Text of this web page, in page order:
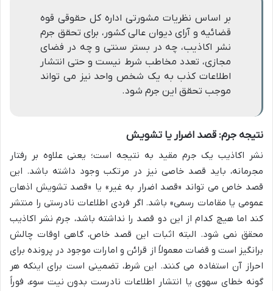
بر اساس نظریات مشورتی اداره کل حقوقی قوه
قضائیه و آرای دیوان عالی کشور، برای تحقق جرم
نشر اکاذیب، چه در بستر سنتی و چه در فضای
مجازی، تعدد مخاطب شرط نیست و حتی انتشار
اطلاعات کذب به یک شخص واحد نیز می تواند
موجب تحقق این جرم شود.
نتیجه جرم: قصد اضرار یا تشویش
نشر اکاذیب یک جرم مقید به نتیجه است؛ یعنی علاوه بر رفتار
مجرمانه، باید قصد خاصی نیز در مرتکب وجود داشته باشد. این
قصد خاص می تواند «قصد اضرار به غیر» یا «قصد تشویش اذهان
عمومی یا مقامات رسمی» باشد. اگر فردی اطلاعات نادرستی را منتشر
کند اما هیچ کدام از این دو قصد را نداشته باشد، جرم نشر اکاذیب
محقق نمی شود. البته اثبات این قصد خاص، گاهی اوقات چالش
برانگیز است و قضات معمولاً از قرائن و امارات موجود در پرونده برای
احراز آن استفاده می کنند. این شرط، تضمینی است برای اینکه هر
گونه خطای سهوی یا انتشار اطلاعات نادرست بدون نیت سوء، فوراً